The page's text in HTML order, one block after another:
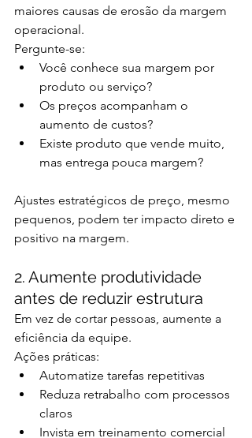
maiores causas de erosão da margem
operacional.
Pergunte-se:
Você conhece sua margem por
produto ou serviço?
Os preços acompanham o
aumento de custos?
Existe produto que vende muito,
mas entrega pouca margem?
Ajustes estratégicos de preço, mesmo
pequenos, podem ter impacto direto e
positivo na margem.
2. Aumente produtividade
antes de reduzir estrutura
Em vez de cortar pessoas, aumente a
eficiência da equipe.
Ações práticas:
Automatize tarefas repetitivas
Reduza retrabalho com processos
claros
Invista em treinamento comercial